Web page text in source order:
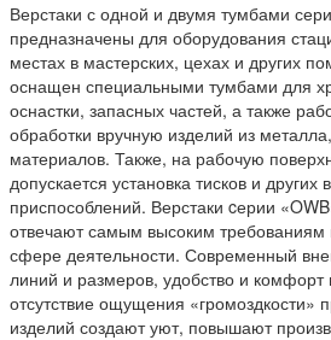
Верстаки с одной и двумя тумбами
предназначены для оборудования
местах в мастерских, цехах и других
оснащен специальными тумбами для
оснастки, запасных частей, а также
обработки вручную изделий из
материалов. Также, на рабочую
допускается установка тисков и других
приспособлений. Верстаки cерии
отвечают самым высоким требованиям
сфере деятельности. Современный
линий и размеров, удобство и комфорт
отсутствие ощущения «громоздкости»
изделий создают уют, повышают